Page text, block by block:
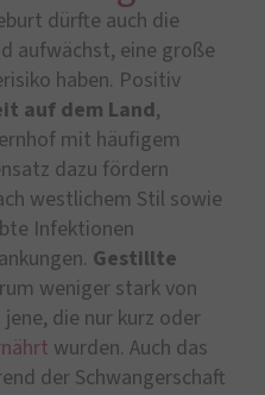
dürfte auch die
aufwächst, eine große
haben. Positiv
auf dem Land,
mit häufigem
dazu fördern
westlichem Stil sowie
Infektionen
Gestillte
weniger stark von
die nur kurz oder
wurden. Auch das
der Schwangerschaft